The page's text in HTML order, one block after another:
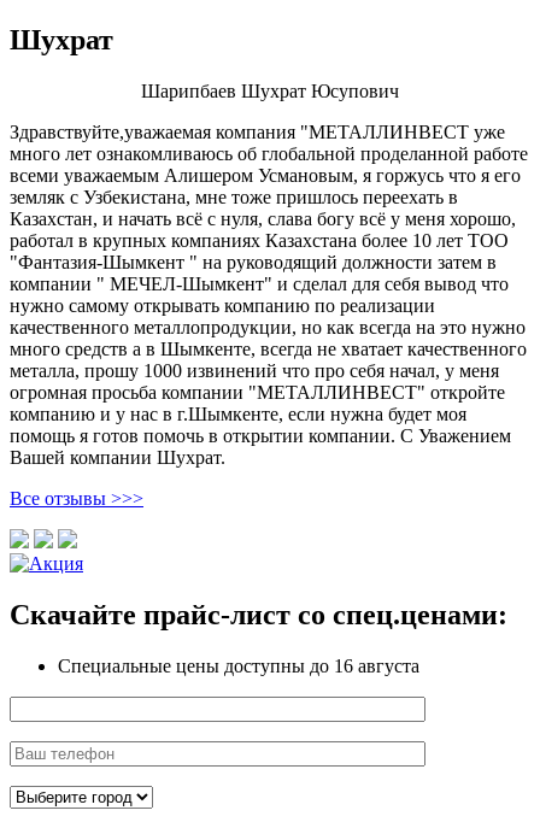
Шухрат
Шарипбаев Шухрат Юсупович
Здравствуйте,уважаемая компания "МЕТАЛЛИНВЕСТ уже
много лет ознакомливаюсь об глобальной проделанной работе
всеми уважаемым Алишером Усмановым, я горжусь что я его
земляк с Узбекистана, мне тоже пришлось переехать в
Казахстан, и начать всё с нуля, слава богу всё у меня хорошо,
работал в крупных компаниях Казахстана более 10 лет ТОО
"Фантазия-Шымкент " на руководящий должности затем в
компании " МЕЧЕЛ-Шымкент" и сделал для себя вывод что
нужно самому открывать компанию по реализации
качественного металлопродукции, но как всегда на это нужно
много средств а в Шымкенте, всегда не хватает качественного
металла, прошу 1000 извинений что про себя начал, у меня
огромная просьба компании "МЕТАЛЛИНВЕСТ" откройте
компанию и у нас в г.Шымкенте, если нужна будет моя
помощь я готов помочь в открытии компании. С Уважением
Вашей компании Шухрат.
Все отзывы >>>
Скачайте прайс-лист со спец.ценами:
Специальные цены доступны до 16 августа